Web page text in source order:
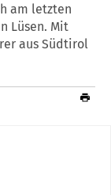
am letzten
Lüsen. Mit
aus Südtirol